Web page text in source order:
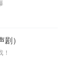
）